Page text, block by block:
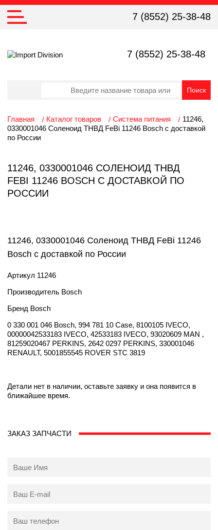
7 (8552) 25-38-48
7 (8552) 25-38-48
Главная Каталог товаров Система питания
11246,
0330001046 Соленоид ТНВД FeBi 11246 Bosch с доставкой
по России
11246, 0330001046 СОЛЕНОИД ТНВД
FEBI 11246 BOSCH С ДОСТАВКОЙ ПО
РОССИИ
11246, 0330001046 Соленоид ТНВД FeBi 11246
Bosch с доставкой по России
Артикул 11246
Производитель Bosch
Бренд Bosch
0 330 001 046 Bosch, 994 781 10 Case, 8100105 IVECO,
00000042533183 IVECO, 42533183 IVECO, 93020609 MAN ,
81259020467 PERKINS, 2642 0297 PERKINS, 330001046
RENAULT, 5001855545 ROVER STC 3819
Детали нет в наличии, оставьте заявку и она появится в
ближайшее время.
ЗАКАЗ ЗАПЧАСТИ